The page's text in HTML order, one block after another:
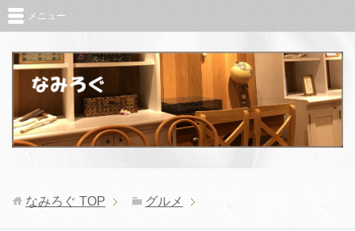
メニュー
なみろぐ TOP グルメ